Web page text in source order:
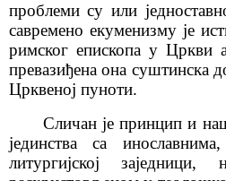
проблеми су или
савремено екуменизму је
римског епископа у
превазиђена она суштинска
Црквеној пуноти.
Сличан је принцип и
јединства са
литургијској